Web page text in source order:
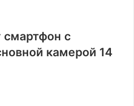
смартфон с
камерой 14